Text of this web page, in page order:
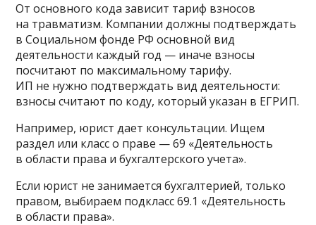
От основного кода зависит тариф взносов
на травматизм. Компании должны подтверждать
в Социальном фонде РФ основной вид
деятельности каждый год — иначе взносы
посчитают по максимальному тарифу.
ИП не нужно подтверждать вид деятельности:
взносы считают по коду, который указан в ЕГРИП.
Например, юрист дает консультации. Ищем
раздел или класс о праве — 69 «Деятельность
в области права и бухгалтерского учета».
Если юрист не занимается бухгалтерией, только
правом, выбираем подкласс 69.1 «Деятельность
в области права».